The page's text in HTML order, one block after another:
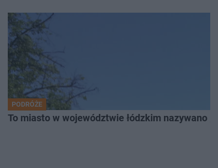
PODRÓŻE
To miasto w województwie łódzkim nazywano